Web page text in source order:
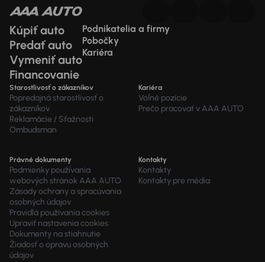
Kúpiť auto
Predať auto
Vymeniť auto
Financovanie
Podnikatelia a firmy
Pobočky
Kariéra
Starostlivosť o zákazníkov
Popredajná starostlivosť o
zákazníkov
Reklamácie / Sťažnosti
Ombudsman
Kariéra
Voľné pozície
Prečo pracovať v AAA AUTO
Právné dokumenty
Podmienky používania
webových stránok AAA AUTO
Zásady ochrany a spracúvania
osobných údajov
Pravidlá používania cookies
Upraviť nastavenia cookies
Dokumenty na stiahnutie
Žiadosť o opravu osobných
údajov
Kontakty
Kontakty
Kontakty pre média